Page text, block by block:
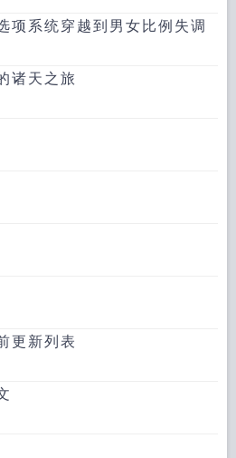
项系统穿越到男女比例失调
诸天之旅
更新列表